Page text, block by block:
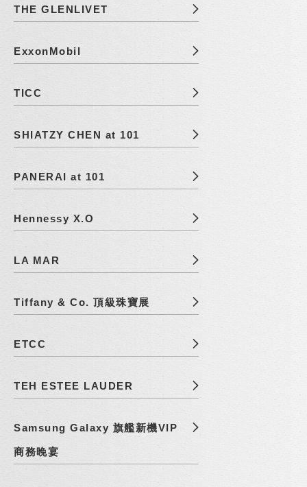
THE GLENLIVET
ExxonMobil
TICC
SHIATZY CHEN at 101
PANERAI at 101
Hennessy X.O
LA MAR
Tiffany & Co. 頂級珠寶展
ETCC
TEH ESTEE LAUDER
Samsung Galaxy 旗艦新機VIP
商務晚宴